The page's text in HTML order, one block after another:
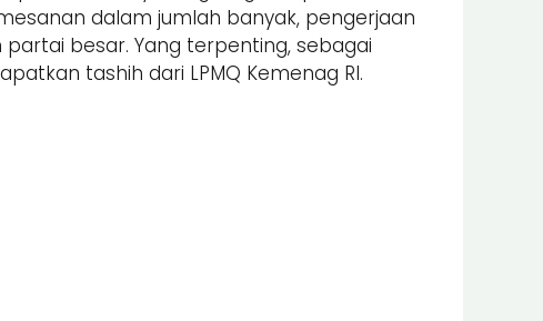
dalam jumlah banyak, pengerjaan
besar. Yang terpenting, sebagai
tashih dari LPMQ Kemenag RI.